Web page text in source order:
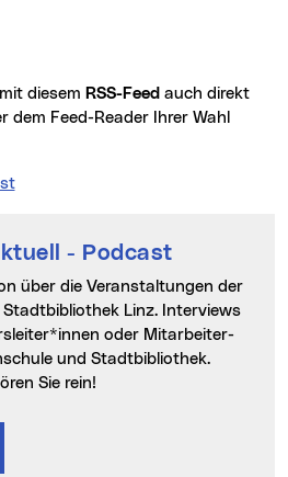
diesem RSS-Feed auch direkt
Feed-Reader Ihrer Wahl
- Podcast
Linz. Interviews
oder Mitarbeiter­
und Stadt­bibliothek.
Sie rein!